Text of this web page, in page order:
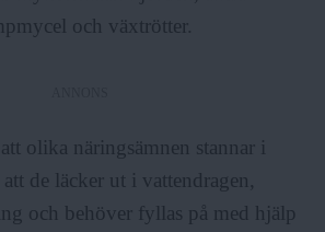
och växtrötter.
olika näringsämnen stannar i
de läcker ut i vattendragen,
och behöver fyllas på med hjälp